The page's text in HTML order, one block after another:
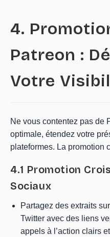
4.
Patreon :
Votre
Ne vous contentez pas de
optimale, étendez votre
plateformes. La promotion
4.1 Promotion
Sociaux
Partagez des extraits
Twitter avec des liens
appels à l’action clairs